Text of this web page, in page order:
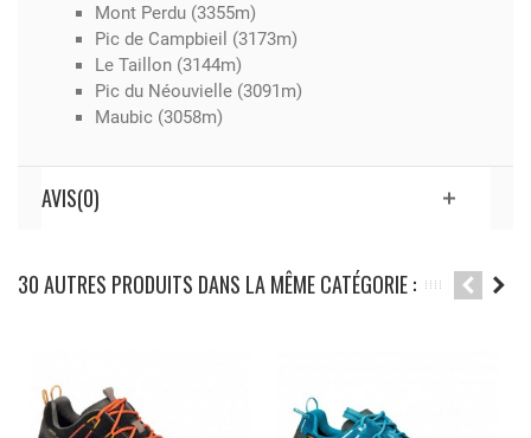
Mont Perdu (3355m)
Pic de Campbieil (3173m)
Le Taillon (3144m)
Pic du Néouvielle (3091m)
Maubic (3058m)
AVIS(0)
30 AUTRES PRODUITS DANS LA MÊME CATÉGORIE :